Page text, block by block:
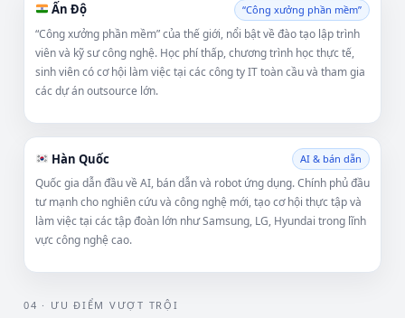
Ấn Độ “Công xưởng phần mềm”
“Công xưởng phần mềm” của thế giới, nổi bật về đào tạo lập trình
viên và kỹ sư công nghệ. Học phí thấp, chương trình học thực tế,
sinh viên có cơ hội làm việc tại các công ty IT toàn cầu và tham gia
các dự án outsource lớn.
Hàn Quốc AI & bán dẫn
Quốc gia dẫn đầu về AI, bán dẫn và robot ứng dụng. Chính phủ đầu
tư mạnh cho nghiên cứu và công nghệ mới, tạo cơ hội thực tập và
làm việc tại các tập đoàn lớn như Samsung, LG, Hyundai trong lĩnh
vực công nghệ cao.
04 · ƯU ĐIỂM VƯỢT TRỘI